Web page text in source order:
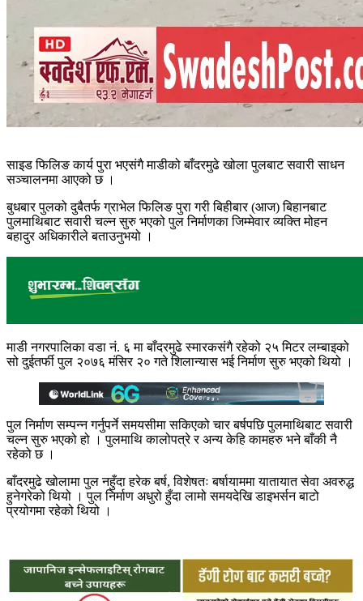
साइड फिलिङ कार्य पुरा भएसंगै माडीको बाँदरमुढे खोला पुलबाट सवारी साधन
सञ्चालनमा आएको छ ।
बुधबार पुलको दुबैतर्फ ग्राभेल फिलिङ पुरा गरी बिहीबार (आज) बिहानबाट
पुलमाथिबाट सवारी चल्न सुरु भएको पुल निर्माणका जिम्मेवार व्यक्ति मोहन
बहादुर अधिकारीले बताउनुभयो ।
माडी नगरपालिका वडा नं. ६ मा बाँदरमुढे स्मारकसंगै रहेको २५ मिटर लम्बाइको
सो दुईतर्फी पुल २०७६ मंसिर २० गते शिलान्यास भई निर्माण सुरु भएको थियो ।
पुल निर्माण सम्पन्न गर्नुपर्ने समयसीमा सकिएको चार बर्षपछि पुलमाथिबाट सवारी
चल्न सुरु भएको हो । पुलमाथि कालोपत्रे र अन्य केहि कामहरु भने बाँकी नै
रहेको छ ।
बाँदरमुढे खोलामा पुल नहुँदा हरेक बर्ष, विशेषतः बर्षायाममा यातायात सेवा अवरुद्ध
हुनेगरेको थियो । पुल निर्माण अधुरो हुँदा लामो समयदेखि डाइभर्सन बाटो
प्रयोगमा रहेको थियो ।